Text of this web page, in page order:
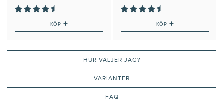
KÖP + KÖP +
HUR VÄLJER JAG?
VARIANTER
FAQ